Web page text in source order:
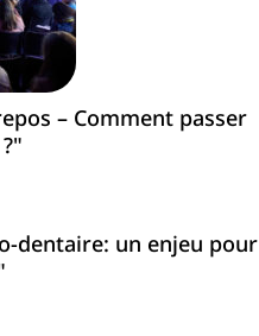
– Comment passer
dentaire: un enjeu pour